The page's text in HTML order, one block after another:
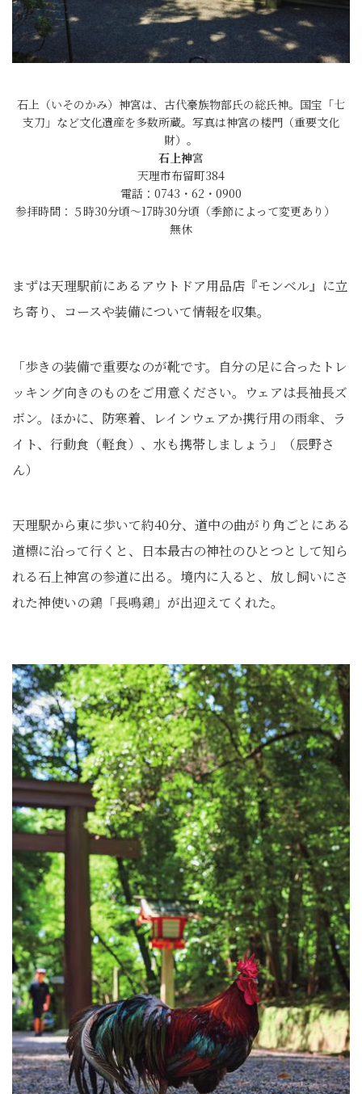
石上（いそのかみ）神宮は、古代豪族物部氏の総氏神。国宝「七
支刀」など文化遺産を多数所蔵。写真は神宮の楼門（重要文化
財）。
石上神宮
天理市布留町384
電話：0743・62・0900
参拝時間：５時30分頃～17時30分頃（季節によって変更あり）
無休
まずは天理駅前にあるアウトドア用品店『モンベル』に立
ち寄り、コースや装備について情報を収集。
「歩きの装備で重要なのが靴です。自分の足に合ったトレ
ッキング向きのものをご用意ください。ウェアは長袖長ズ
ボン。ほかに、防寒着、レインウェアか携行用の雨傘、ラ
イト、行動食（軽食）、水も携帯しましょう」（辰野さ
ん）
天理駅から東に歩いて約40分、道中の曲がり角ごとにある
道標に沿って行くと、日本最古の神社のひとつとして知ら
れる石上神宮の参道に出る。境内に入ると、放し飼いにさ
れた神使いの鶏「長鳴鶏」が出迎えてくれた。